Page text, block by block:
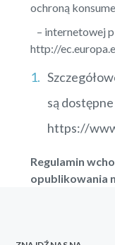
ochroną
– internetowej
http://
są
https://
Regulamin
opublikowania